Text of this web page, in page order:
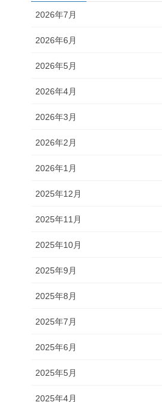
2026年7月
2026年6月
2026年5月
2026年4月
2026年3月
2026年2月
2026年1月
2025年12月
2025年11月
2025年10月
2025年9月
2025年8月
2025年7月
2025年6月
2025年5月
2025年4月